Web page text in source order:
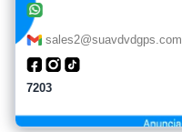
sales2@suavdvdgps.com
7203